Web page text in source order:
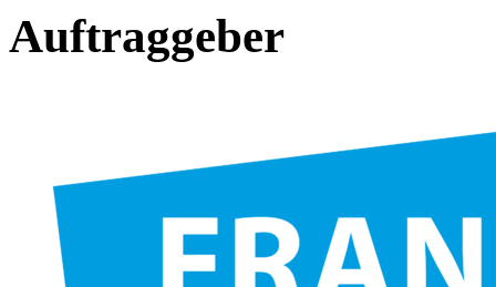
Auftraggeber